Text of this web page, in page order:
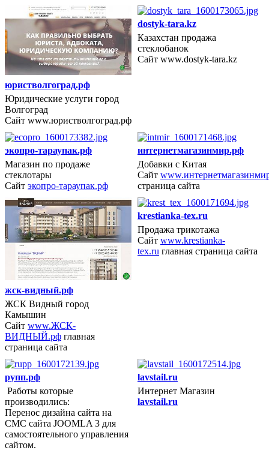
юристволгоград.рф
Юридические услуги город
Волгоград
Сайт www.юристволгоград.рф
2018 год
dostyk-tara.kz
Казахстан продажа
стеклобанок
Сайт www.dostyk-tara.kz
экопро-тараупак.рф
Магазин по продаже
стеклотары
Сайт экопро-тараупак.рф
интернетмагазинмир.рф
Добавки с Китая
Сайт
страница сайта
жск-видный.рф
ЖСК Видный город
Камышин
Сайт www.ЖСК-
ВИДНЫЙ.рф главная
страница сайта
2017 год
krestianka-tex.ru
Продажа трикотажа
Сайт www.krestianka-
tex.ru главная страница сайта
рупп.рф
Работы которые
производились:
Перенос дизайна сайта на
СМС сайта JOOMLA 3 для
самостоятельного управления
сайтом.
2017 год
lavstail.ru
Интернет Магазин
lavstail.ru